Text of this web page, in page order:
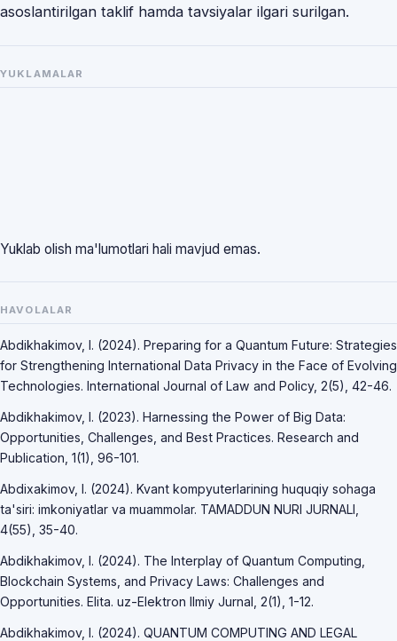
asoslantirilgan taklif hamda tavsiyalar ilgari surilgan.
YUKLAMALAR
Yuklab olish ma'lumotlari hali mavjud emas.
HAVOLALAR
Abdikhakimov, I. (2024). Preparing for a Quantum Future: Strategies
for Strengthening International Data Privacy in the Face of Evolving
Technologies. International Journal of Law and Policy, 2(5), 42-46.
Abdikhakimov, I. (2023). Harnessing the Power of Big Data:
Opportunities, Challenges, and Best Practices. Research and
Publication, 1(1), 96-101.
Abdixakimov, I. (2024). Kvant kompyuterlarining huquqiy sohaga
ta'siri: imkoniyatlar va muammolar. TAMADDUN NURI JURNALI,
4(55), 35-40.
Abdikhakimov, I. (2024). The Interplay of Quantum Computing,
Blockchain Systems, and Privacy Laws: Challenges and
Opportunities. Elita. uz-Elektron Ilmiy Jurnal, 2(1), 1-12.
Abdikhakimov, I. (2024). QUANTUM COMPUTING AND LEGAL